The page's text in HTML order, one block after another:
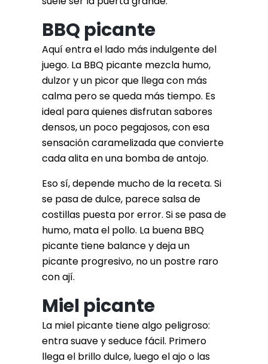
BBQ picante
Aquí entra el lado más indulgente del
juego. La BBQ picante mezcla humo,
dulzor y un picor que llega con más
calma pero se queda más tiempo. Es
ideal para quienes disfrutan sabores
densos, un poco pegajosos, con esa
sensación caramelizada que convierte
cada alita en una bomba de antojo.
Eso sí, depende mucho de la receta. Si
se pasa de dulce, parece salsa de
costillas puesta por error. Si se pasa de
humo, mata el pollo. La buena BBQ
picante tiene balance y deja un
picante progresivo, no un postre raro
con ají.
Miel picante
La miel picante tiene algo peligroso:
entra suave y seduce fácil. Primero
llega el brillo dulce, luego el ajo o las